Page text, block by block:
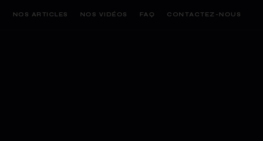
NOS ARTICLES NOS VIDÉOS FAQ CONTACTEZ-NOUS